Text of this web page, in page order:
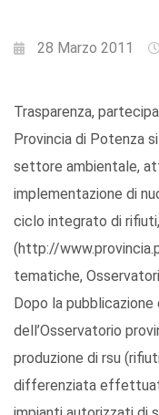
28 Marzo 2011
Trasparenza,
Provincia di Potenza
settore ambientale,
implementazione di
ciclo integrato di
(http://
tematiche,
Dopo la
dell’Osservatorio
produzione di rsu
differenziata